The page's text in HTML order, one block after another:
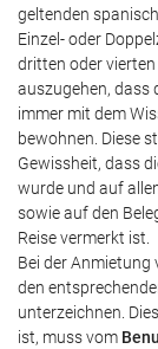
geltenden
Einzel- oder
dritten oder
auszugehen, dass
immer mit dem
bewohnen. Diese
Gewissheit, dass
wurde und auf
sowie auf den
Reise vermerkt ist.
Bei der Anmietung
den
unterzeichnen.
ist, muss vom